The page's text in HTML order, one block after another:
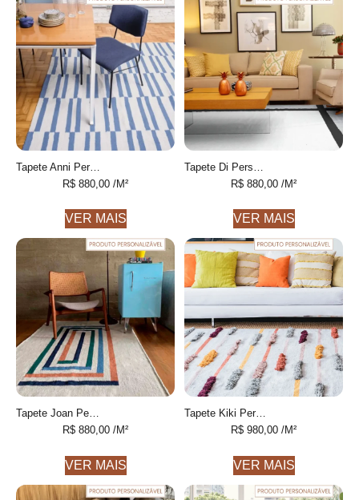
Tapete Anni Personalizável Listrado feito à mão, 100% algodão reciclado
R$ 880,00 /M²
VER MAIS
R$ 880,00 /M²
VER MAIS
Tapete Joan Personalizável Desenhado feito à mão, 100% algodão reciclado
R$ 880,00 /M²
VER MAIS
Tapete Kiki Personalizável Listrado, feito à mão, 100% algodão reciclado
R$ 980,00 /M²
VER MAIS